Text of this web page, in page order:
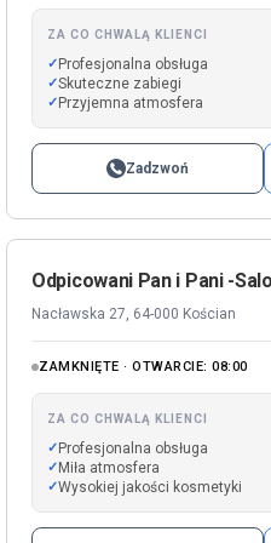
ZA CO CHWALĄ KLIENCI
Profesjonalna obsługa
Skuteczne zabiegi
Przyjemna atmosfera
Zadzwoń
Odpicowani Pan i Pani -
Nacławska 27, 64-000 Kościan
ZAMKNIĘTE · OTWARCIE: 08:00
ZA CO CHWALĄ KLIENCI
Profesjonalna obsługa
Miła atmosfera
Wysokiej jakości kosmetyki